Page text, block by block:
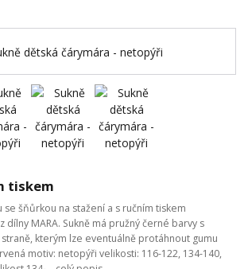
tiskem
se šňůrkou na stažení a s ručním tiskem
dílny MARA. Sukně má pružný černé barvy s
kterým lze eventuálně protáhnout gumu
motiv: netopýři velikosti: 116-122, 134-140,